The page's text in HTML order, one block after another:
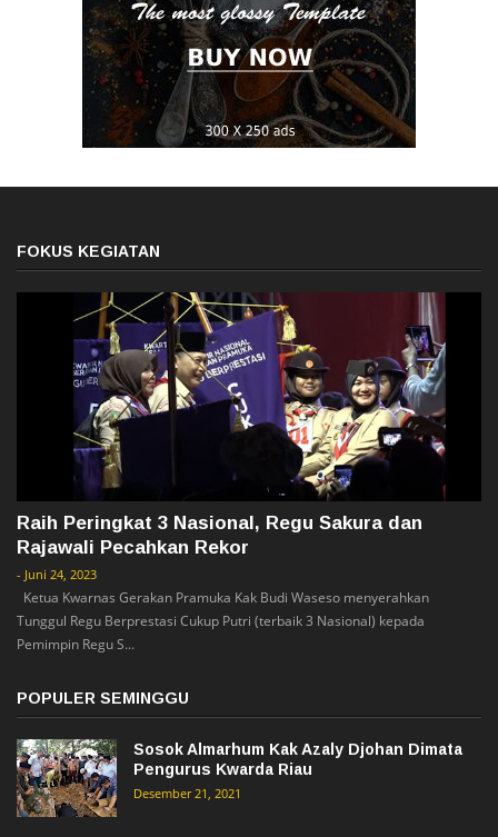
FOKUS KEGIATAN
Raih Peringkat 3 Nasional, Regu Sakura dan
Rajawali Pecahkan Rekor
- Juni 24, 2023
Ketua Kwarnas Gerakan Pramuka Kak Budi Waseso menyerahkan
Tunggul Regu Berprestasi Cukup Putri (terbaik 3 Nasional) kepada
Pemimpin Regu S...
POPULER SEMINGGU
Sosok Almarhum Kak Azaly Djohan Dimata
Pengurus Kwarda Riau
Desember 21, 2021